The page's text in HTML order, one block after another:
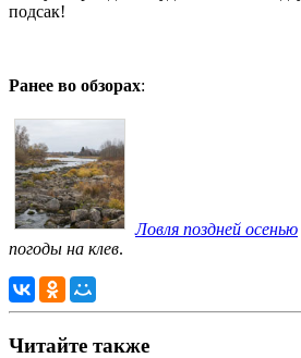
подсак!
Ранее во обзорах:
Ловля поздней осенью
погоды на клев.
Читайте также